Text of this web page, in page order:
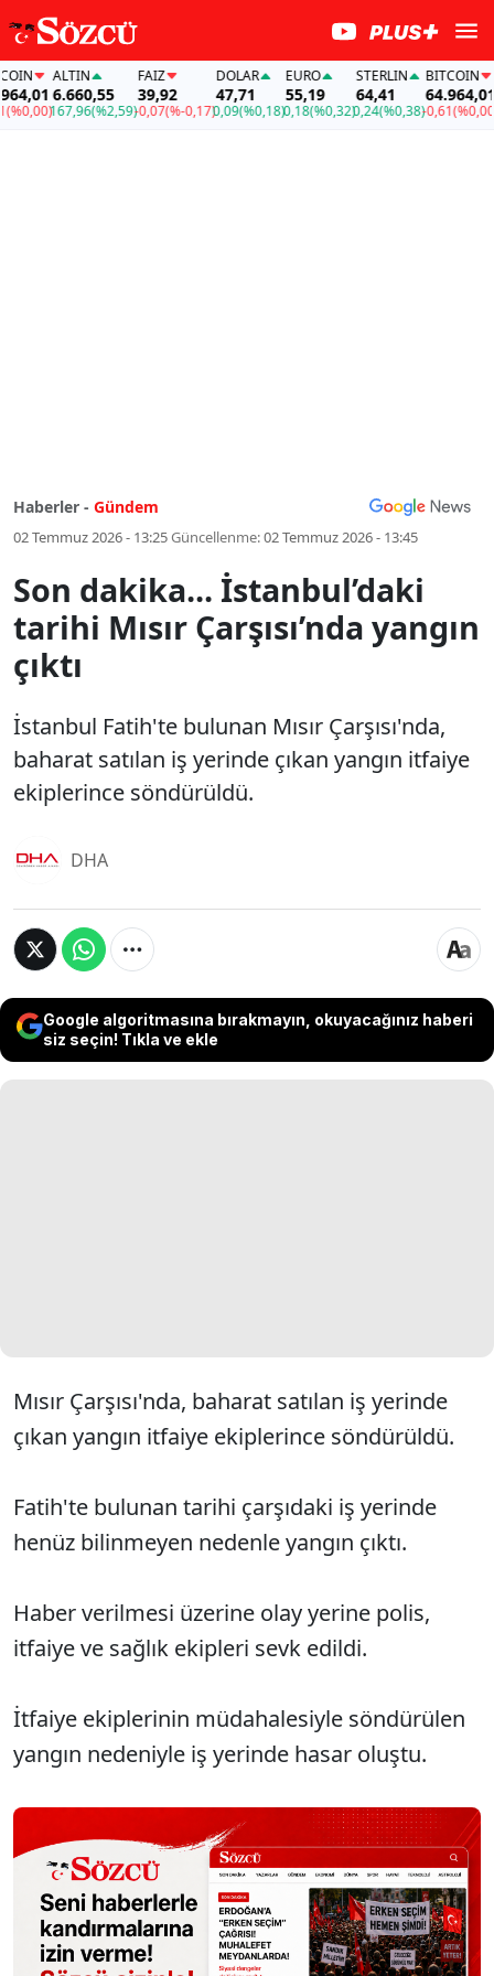
ALTIN
6.660,55
167,96(%2,59)
FAİZ
39,92
-0,07(%-0,17)
DOLAR
47,71
0,09(%0,18)
EURO
55,19
0,18(%0,32)
STERLIN
64,41
0,24(%0,38)
BITCOIN
64.964,01
-0,61(%0,00)
Haberler - Gündem
02 Temmuz 2026 - 13:25Güncellenme:02 Temmuz 2026 - 13:45
Son dakika... İstanbul’daki
tarihi Mısır Çarşısı’nda yangın
çıktı
İstanbul Fatih'te bulunan Mısır Çarşısı'nda,
baharat satılan iş yerinde çıkan yangın itfaiye
ekiplerince söndürüldü.
DHA
Google algoritmasına bırakmayın, okuyacağınız haberi
siz seçin! Tıkla ve ekle
Mısır Çarşısı'nda, baharat satılan iş yerinde
çıkan yangın itfaiye ekiplerince söndürüldü.
Fatih'te bulunan tarihi çarşıdaki iş yerinde
henüz bilinmeyen nedenle yangın çıktı.
Haber verilmesi üzerine olay yerine polis,
itfaiye ve sağlık ekipleri sevk edildi.
İtfaiye ekiplerinin müdahalesiyle söndürülen
yangın nedeniyle iş yerinde hasar oluştu.